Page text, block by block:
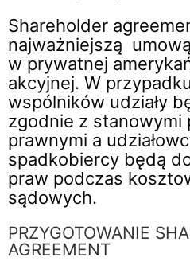
Shareholder
najważniejszą
w prywatnej
akcyjnej. W
wspólników udziały
zgodnie z stanowymi
prawnymi a
spadkobiercy będą
praw podczas
sądowych.
PRZYGOTOWANIE
AGREEMENT